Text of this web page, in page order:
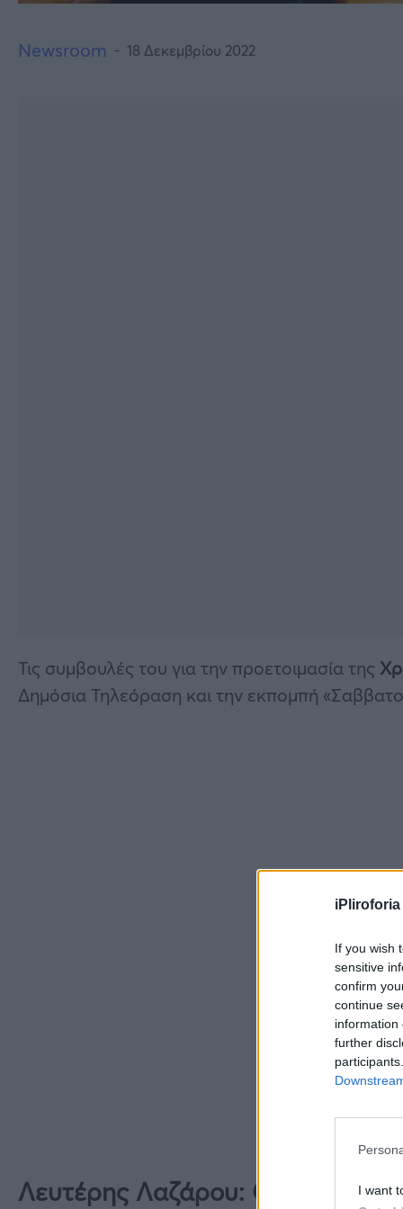
If you wish
sensitive
confirm
continue
information
further
I want
Newsroom 18 Δεκεμβρίου 2022
Τις συμβουλές του για την προετοιμασία της
Δημόσια Τηλεόραση και την εκπομπή
Λευτέρης Λαζάρου: Οι